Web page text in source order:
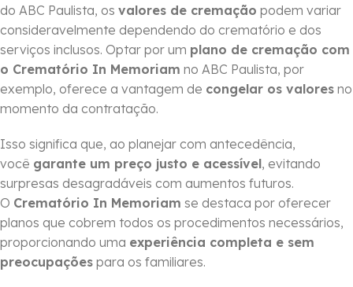
do ABC Paulista, os valores de cremação podem variar
consideravelmente dependendo do crematório e dos
serviços inclusos. Optar por um plano de cremação com
o Crematório In Memoriam no ABC Paulista, por
exemplo, oferece a vantagem de congelar os valores no
momento da contratação.
Isso significa que, ao planejar com antecedência,
você garante um preço justo e acessível, evitando
surpresas desagradáveis com aumentos futuros.
O Crematório In Memoriam se destaca por oferecer
planos que cobrem todos os procedimentos necessários,
proporcionando uma experiência completa e sem
preocupações para os familiares.